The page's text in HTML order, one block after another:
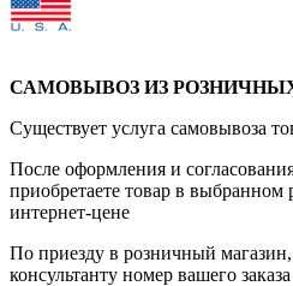
САМОВЫВОЗ ИЗ
Существует услуга самовывоза
После оформления и
приобретаете товар в выбранном
интернет-цене
По приезду в розничный
консультанту номер вашего заказа